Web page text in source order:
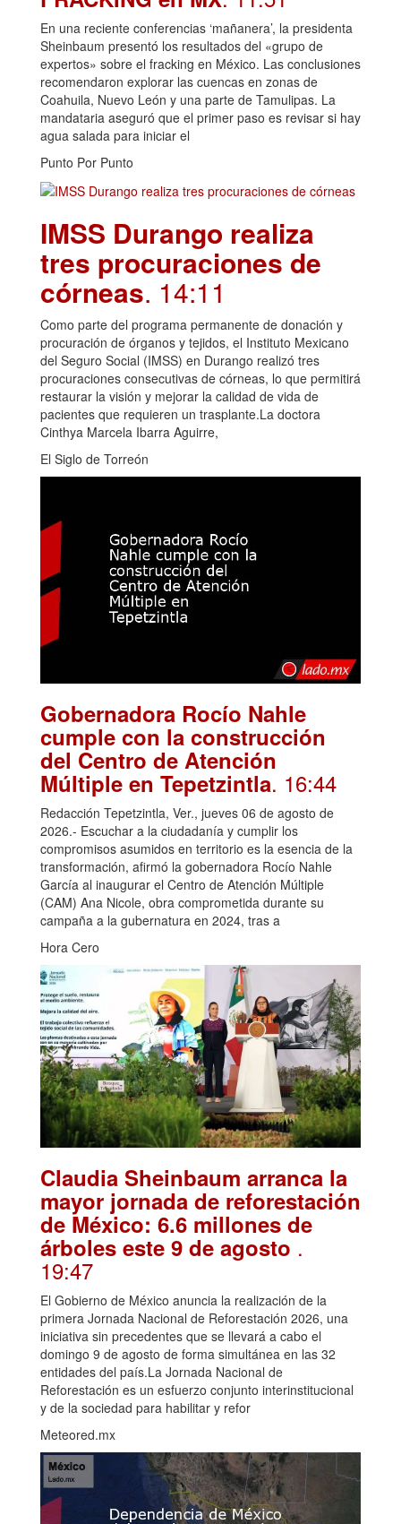
En una reciente conferencias ‘mañanera’, la presidenta
Sheinbaum presentó los resultados del «grupo de
expertos» sobre el fracking en México. Las conclusiones
recomendaron explorar las cuencas en zonas de
Coahuila, Nuevo León y una parte de Tamulipas. La
mandataria aseguró que el primer paso es revisar si hay
agua salada para iniciar el
Punto Por Punto
IMSS Durango realiza
tres procuraciones de
córneas. 14:11
Como parte del programa permanente de donación y
procuración de órganos y tejidos, el Instituto Mexicano
del Seguro Social (IMSS) en Durango realizó tres
procuraciones consecutivas de córneas, lo que permitirá
restaurar la visión y mejorar la calidad de vida de
pacientes que requieren un trasplante.La doctora
Cinthya Marcela Ibarra Aguirre,
El Siglo de Torreón
Gobernadora Rocío Nahle
cumple con la construcción
del Centro de Atención
Múltiple en Tepetzintla. 16:44
Redacción Tepetzintla, Ver., jueves 06 de agosto de
2026.- Escuchar a la ciudadanía y cumplir los
compromisos asumidos en territorio es la esencia de la
transformación, afirmó la gobernadora Rocío Nahle
García al inaugurar el Centro de Atención Múltiple
(CAM) Ana Nicole, obra comprometida durante su
campaña a la gubernatura en 2024, tras a
Hora Cero
Claudia Sheinbaum arranca la
mayor jornada de reforestación
de México: 6.6 millones de
árboles este 9 de agosto .
19:47
El Gobierno de México anuncia la realización de la
primera Jornada Nacional de Reforestación 2026, una
iniciativa sin precedentes que se llevará a cabo el
domingo 9 de agosto de forma simultánea en las 32
entidades del país.La Jornada Nacional de
Reforestación es un esfuerzo conjunto interinstitucional
y de la sociedad para habilitar y refor
Meteored.mx